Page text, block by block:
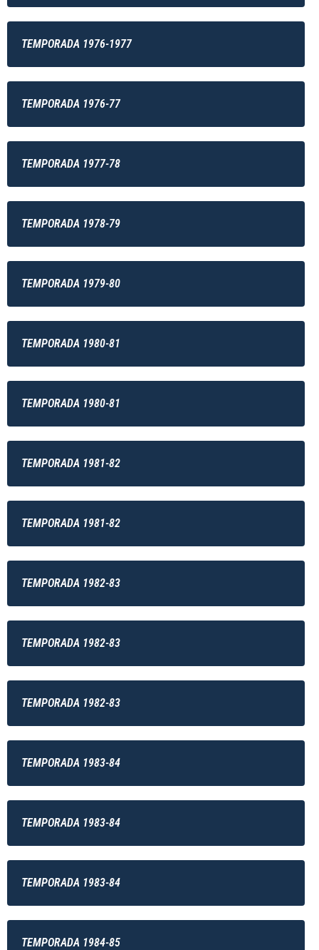
TEMPORADA 1976-1977
TEMPORADA 1976-77
TEMPORADA 1977-78
TEMPORADA 1978-79
TEMPORADA 1979-80
TEMPORADA 1980-81
TEMPORADA 1980-81
TEMPORADA 1981-82
TEMPORADA 1981-82
TEMPORADA 1982-83
TEMPORADA 1982-83
TEMPORADA 1982-83
TEMPORADA 1983-84
TEMPORADA 1983-84
TEMPORADA 1983-84
TEMPORADA 1984-85